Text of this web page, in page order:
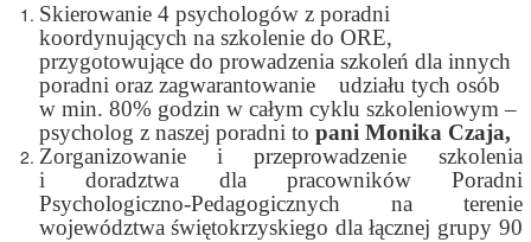
Skierowanie 4 psychologów z poradni
koordynujących na szkolenie do ORE,
przygotowujące do prowadzenia szkoleń dla innych
poradni oraz zagwarantowanie udziału tych osób
w min. 80% godzin w całym cyklu szkoleniowym –
psycholog z naszej poradni to pani Monika Czaja,
Zorganizowanie i przeprowadzenie szkolenia
i doradztwa dla pracowników Poradni
Psychologiczno-Pedagogicznych na terenie
województwa świętokrzyskiego dla łącznej grupy 90